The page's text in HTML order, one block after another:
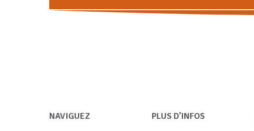
NAVIGUEZ PLUS D’INFOS